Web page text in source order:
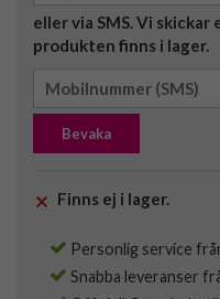
eller via SMS. Vi
produkten finns i lager.
Bevaka
Finns ej i lager.
Personlig service
Snabba leveranser